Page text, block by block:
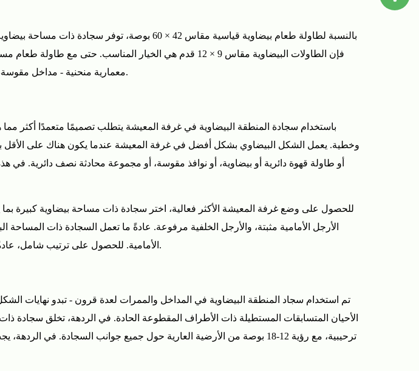
فإن الطاولات البيضاوية مقاس 9 × 12 قدم هي الخيار
معمارية منحنية - مداخل مقوسة، أو أسقف مقببة - أو قطع أثاث مستديرة تعطي السجادة البيضاوية سياقًا بصريًا تنتمي إليه.
باستخدام سجادة المنطقة البيضاوية في غرفة المعيشة يتطلب تصميمًا متعمدًا أكثر
وخطية. يعمل الشكل البيضاوي بشكل أفضل في غرفة المعيشة عندما يكون هناك على الأقل
أو طاولة قهوة دائرية أو بيضاوية، أو نوافذ مقوسة، أو مجموعة محادثة نصف دائرية.
للحصول على وضع غرفة المعيشة الأكثر فعالية، اختر سجادة ذات مساحة بيضاوية كبيرة
الأمامية. للحصول على ترتيب شامل، عادةً ما يكون الشكل البيضاوي مقاس 9 × 12 قدمًا ضروريًا لتجميع غرفة معيشة كاملة الحجم.
تم استخدام سجاد المنطقة البيضاوية في المداخل والممرات لعدة قرون - تبدو نهايات